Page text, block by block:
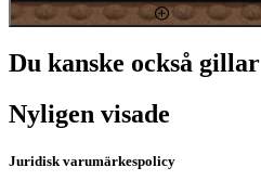
Du kanske också gillar
Nyligen visade
Juridisk varumärkespolicy